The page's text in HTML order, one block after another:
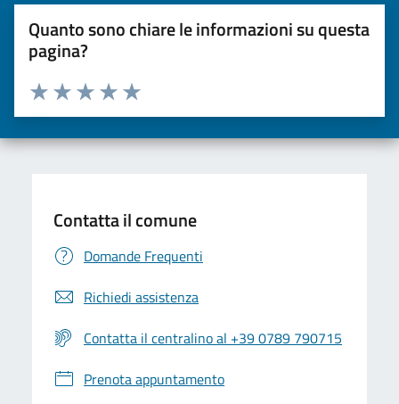
Quanto sono chiare le informazioni su questa
pagina?
Valuta da 1 a 5 stelle la pagina
Valuta 5 stelle su 5
Valuta 4 stelle su 5
Valuta 3 stelle su 5
Valuta 2 stelle su 5
Valuta una stella su 5
Contatta il comune
Domande Frequenti
Richiedi assistenza
Contatta il centralino al +39 0789 790715
Prenota appuntamento